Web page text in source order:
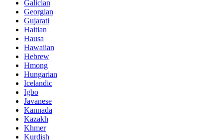
Galician
Georgian
Gujarati
Haitian
Hausa
Hawaiian
Hebrew
Hmong
Hungarian
Icelandic
Igbo
Javanese
Kannada
Kazakh
Khmer
Kurdish